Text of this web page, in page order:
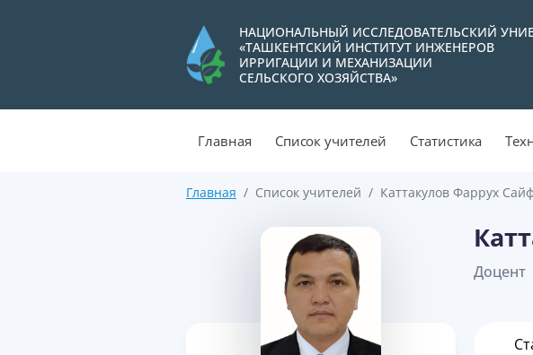
НАЦИОНАЛЬНЫЙ ИССЛЕДОВАТЕЛЬСКИЙ
«ТАШКЕНТСКИЙ ИНСТИТУТ ИНЖЕНЕРОВ
ИРРИГАЦИИ И МЕХАНИЗАЦИИ
СЕЛЬСКОГО ХОЗЯЙСТВА»
Главная Список учителей Статистика
Главная Список учителей Каттакулов Фаррух
Доцент